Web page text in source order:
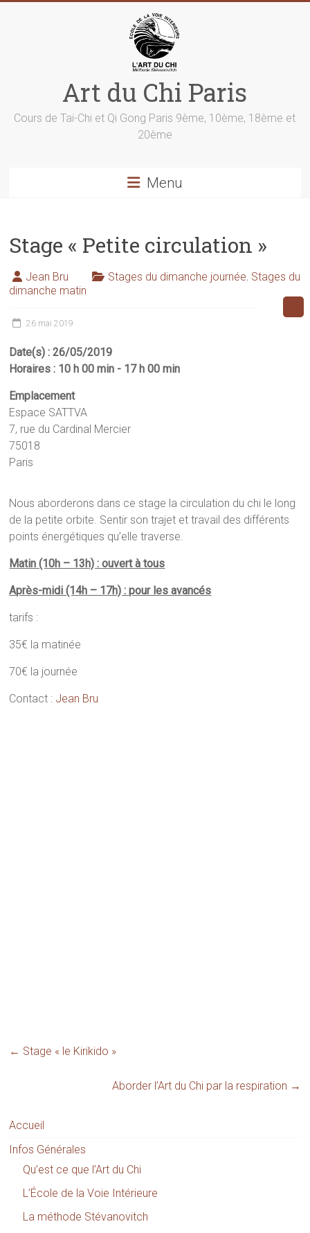
Art du Chi Paris
Cours de Tai-Chi et Qi Gong Paris 9ème, 10ème, 18ème et
20ème
Menu
Stage « Petite circulation »
Jean Bru Stages du dimanche journée, Stages du
dimanche matin
26 mai 2019
Date(s) : 26/05/2019
Horaires : 10 h 00 min - 17 h 00 min
Emplacement
Espace SATTVA
7, rue du Cardinal Mercier
75018
Paris
Nous aborderons dans ce stage la circulation du chi le long
de la petite orbite. Sentir son trajet et travail des différents
points énergétiques qu’elle traverse.
Matin (10h – 13h) : ouvert à tous
Après-midi (14h – 17h) : pour les avancés
tarifs :
35€ la matinée
70€ la journée
Contact : Jean Bru
← Stage « le Kirikido »
Aborder l’Art du Chi par la respiration →
Accueil
Infos Générales
Qu’est ce que l’Art du Chi
L’École de la Voie Intérieure
La méthode Stévanovitch